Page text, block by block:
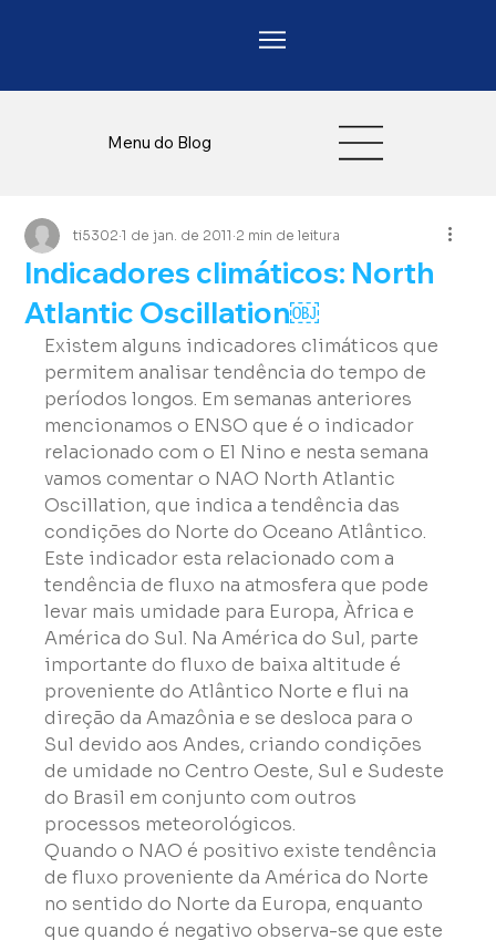
Menu do Blog
Indicadores climáticos: North
Atlantic Oscillation￼
ti5302 1 de jan. de 2011 2 min de leitura
Existem alguns indicadores climáticos que
permitem analisar tendência do tempo de
períodos longos. Em semanas anteriores
mencionamos o ENSO que é o indicador
relacionado com o El Nino e nesta semana
vamos comentar o NAO North Atlantic
Oscillation, que indica a tendência das
condições do Norte do Oceano Atlântico.
Este indicador esta relacionado com a
tendência de fluxo na atmosfera que pode
levar mais umidade para Europa, Àfrica e
América do Sul. Na América do Sul, parte
importante do fluxo de baixa altitude é
proveniente do Atlântico Norte e flui na
direção da Amazônia e se desloca para o
Sul devido aos Andes, criando condições
de umidade no Centro Oeste, Sul e Sudeste
do Brasil em conjunto com outros
processos meteorológicos.
Quando o NAO é positivo existe tendência
de fluxo proveniente da América do Norte
no sentido do Norte da Europa, enquanto
que quando é negativo observa-se que este